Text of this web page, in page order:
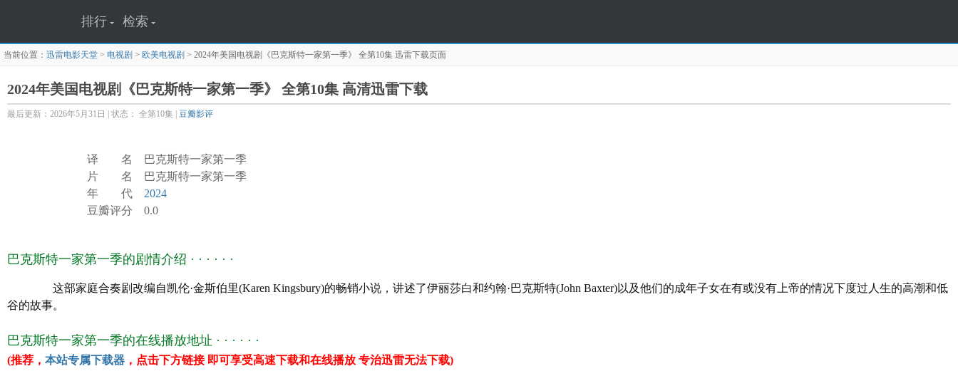
排行 检索
当前位置： 迅雷电影天堂 > 电视剧 > 欧美电视剧 > 2024年美国电视剧《巴克斯特一家第一季》 全第10集 迅雷下载页面
2024年美国电视剧《巴克斯特一家第一季》 全第10集 高清迅雷下载
最后更新：2026年5月31日 | 状态： 全第10集 | 豆瓣影评
豆瓣0 分
译 名 巴克斯特一家第一季
片 名 巴克斯特一家第一季
年 代 2024
豆瓣评分 0.0
巴克斯特一家第一季的剧情介绍 · · · · · ·
这部家庭合奏剧改编自凯伦·金斯伯里(Karen Kingsbury)的畅销小说，讲述了伊丽莎白和约翰·巴克斯特(John Baxter)以及他们的成年子女在有或没有上帝的情况下度过人生的高潮和低
谷的故事。
巴克斯特一家第一季的在线播放地址 · · · · · ·
(推荐， 本站专属下载器 ，点击下方链接 即可享受高速下载和在线播放 专治迅雷无法下载)